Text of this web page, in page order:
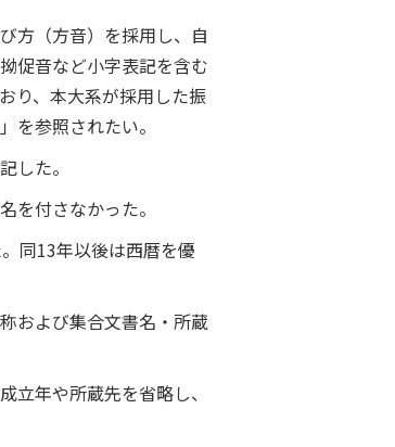
方（方音）を採用し、自
促音など小字表記を含む
り、本大系が採用した振
を参照されたい。
した。
を付さなかった。
同13年以後は西暦を優
および集合文書名・所蔵
年や所蔵先を省略し、